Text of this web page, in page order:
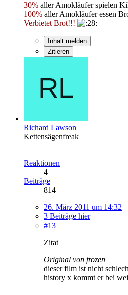
30% aller Amokläufer spielen
100% aller Amokläufer essen
Verbietet Brot!!!
Inhalt melden
Zitieren
Richard Lawson
Kettensägenfreak
Reaktionen
4
Beiträge
814
26. März 2011 um 14:32
3 Beiträge hier
#13
Zitat
Original von frozen
dieser film ist nicht
history x kommt er bei